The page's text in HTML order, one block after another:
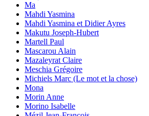
Ma
Mahdi Yasmina
Mahdi Yasmina et Didier Ayres
Makutu Joseph-Hubert
Martell Paul
Mascarou Alain
Mazaleyrat Claire
Meschia Grégoire
Michiels Marc (Le mot et la chose)
Mona
Morin Anne
Morino Isabelle